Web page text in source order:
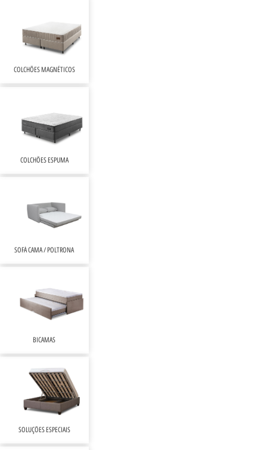
SOLUÇÕES ESPECIAIS
BICAMAS
SOFÁ CAMA / POLTRONA
COLCHÕES ESPUMA
COLCHÕES MAGNÉTICOS